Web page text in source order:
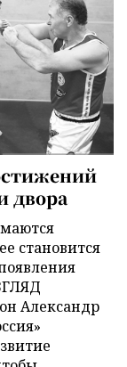
двора
становится
Александр